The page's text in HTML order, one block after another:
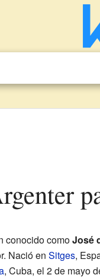
conocido comoJosé
Nació en Sitges,
, Cuba, el 2 de mayo